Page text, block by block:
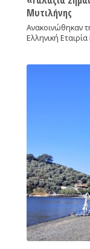
Μυτιλήνης
Ανακοινώθηκαν
Ελληνική